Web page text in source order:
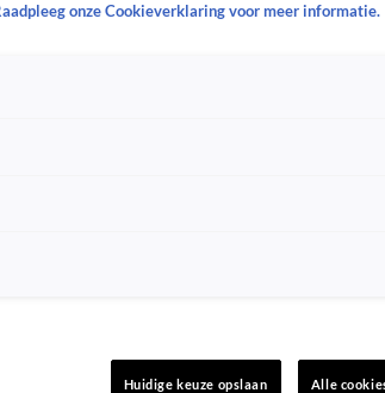
onze Cookieverklaring voor meer informatie.
Huidige keuze opslaan Alle